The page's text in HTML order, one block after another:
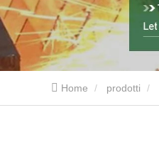
Home prodotti